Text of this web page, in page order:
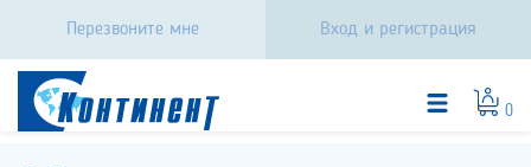
Перезвоните мне Вход и регистрация
0